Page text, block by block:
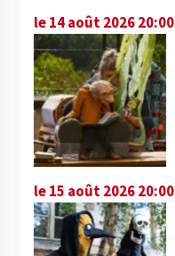
le 14 août 2026 20:00
le 15 août 2026 20:00